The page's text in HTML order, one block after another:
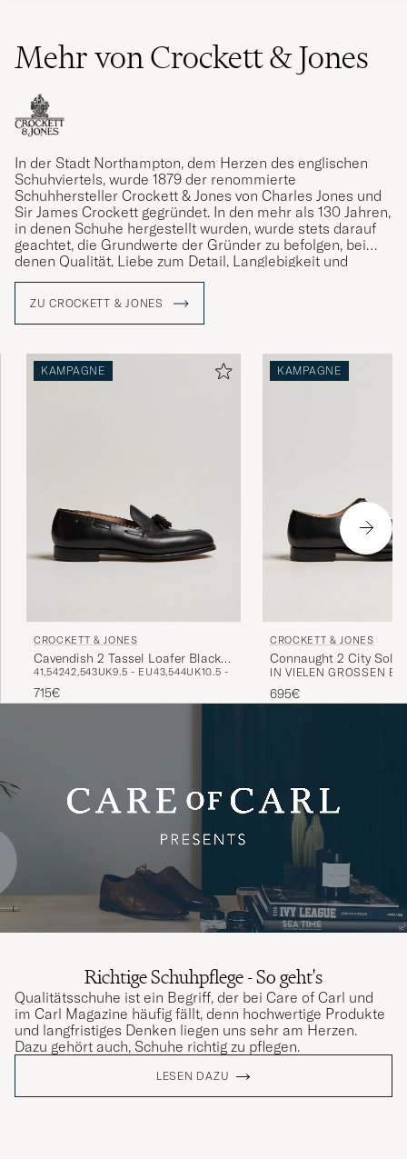
Mehr von Crockett & Jones
In der Stadt Northampton, dem Herzen des englischen
Schuhviertels, wurde 1879 der renommierte
Schuhhersteller Crockett & Jones von Charles Jones und
Sir James Crockett gegründet. In den mehr als 130 Jahren,
in denen Schuhe hergestellt wurden, wurde stets darauf
geachtet, die Grundwerte der Gründer zu befolgen, bei
denen Qualität, Liebe zum Detail, Langlebigkeit und
verwaltet.
ZU CROCKETT & JONES
KAMPAGNE
CROCKETT & JONES
Cavendish 2 Tassel Loafer Black
Calf
41,54242,543UK9.5 - EU43,544UK10.5 - EU44,5
715€
KAMPAGNE
CROCKETT & JONES
Connaught 2 City Sole
IN VIELEN GRÖSSEN
695€
Richtige Schuhpflege - So geht's
Qualitätsschuhe ist ein Begriff, der bei Care of Carl und
im Carl Magazine häufig fällt, denn hochwertige Produkte
und langfristiges Denken liegen uns sehr am Herzen.
Dazu gehört auch, Schuhe richtig zu pflegen.
LESEN DAZU